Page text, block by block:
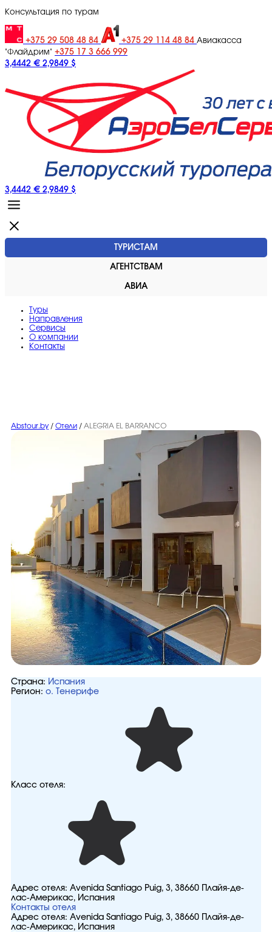
Консультация по турам
+375 29 508 48 84 +375 29 114 48 84 Авиакасса
"Флайдрим" +375 17 3 666 999
3,4442 € 2,9849 $
3,4442 € 2,9849 $
ТУРИСТАМ
АГЕНТСТВАМ
АВИА
Туры
Направления
Сервисы
O компании
Контакты
Abstour.by / Отели / ALEGRIA EL BARRANCO
Страна: Испания
Регион: о. Тенерифе
Класс отеля:
Адрес отеля: Avenida Santiago Puig, 3, 38660 Плайя-де-
лаc-Америкас, Испания
Контакты отеля
Адрес отеля: Avenida Santiago Puig, 3, 38660 Плайя-де-
лаc-Америкас, Испания